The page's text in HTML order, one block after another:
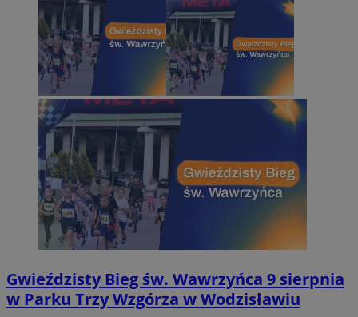
Gwieździsty Bieg św. Wawrzyńca 9 sierpnia
w Parku Trzy Wzgórza w Wodzisławiu